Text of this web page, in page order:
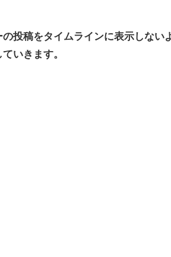
投稿をタイムラインに表示しない
いきます。